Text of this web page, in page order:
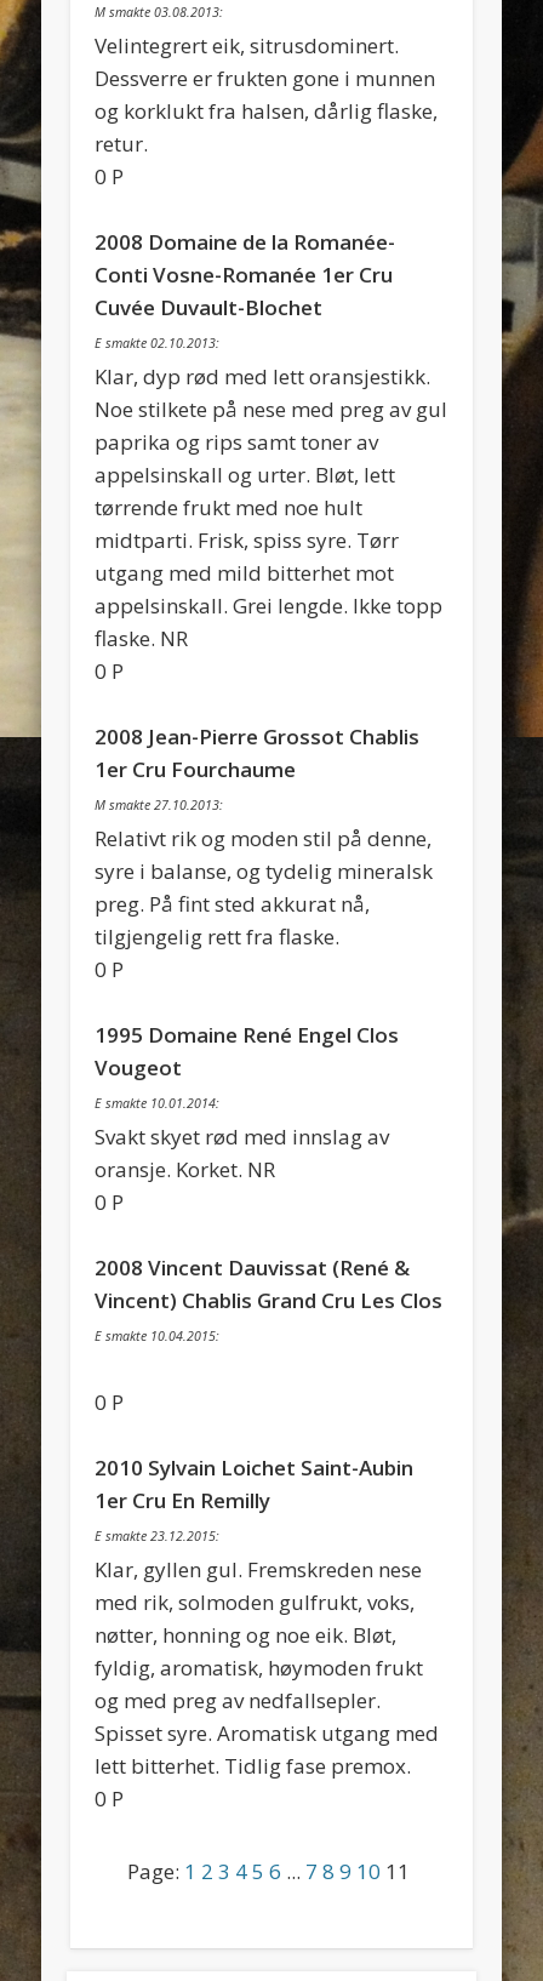
M smakte 03.08.2013:
Velintegrert eik, sitrusdominert.
Dessverre er frukten gone i munnen
og korklukt fra halsen, dårlig flaske,
retur.
0 P
2008 Domaine de la Romanée-
Conti Vosne-Romanée 1er Cru
Cuvée Duvault-Blochet
E smakte 02.10.2013:
Klar, dyp rød med lett oransjestikk.
Noe stilkete på nese med preg av gul
paprika og rips samt toner av
appelsinskall og urter. Bløt, lett
tørrende frukt med noe hult
midtparti. Frisk, spiss syre. Tørr
utgang med mild bitterhet mot
appelsinskall. Grei lengde. Ikke topp
flaske. NR
0 P
2008 Jean-Pierre Grossot Chablis
1er Cru Fourchaume
M smakte 27.10.2013:
Relativt rik og moden stil på denne,
syre i balanse, og tydelig mineralsk
preg. På fint sted akkurat nå,
tilgjengelig rett fra flaske.
0 P
1995 Domaine René Engel Clos
Vougeot
E smakte 10.01.2014:
Svakt skyet rød med innslag av
oransje. Korket. NR
0 P
2008 Vincent Dauvissat (René &
Vincent) Chablis Grand Cru Les Clos
E smakte 10.04.2015:
0 P
2010 Sylvain Loichet Saint-Aubin
1er Cru En Remilly
E smakte 23.12.2015:
Klar, gyllen gul. Fremskreden nese
med rik, solmoden gulfrukt, voks,
nøtter, honning og noe eik. Bløt,
fyldig, aromatisk, høymoden frukt
og med preg av nedfallsepler.
Spisset syre. Aromatisk utgang med
lett bitterhet. Tidlig fase premox.
0 P
Page: 1 2 3 45 6 ... 7 8 9 10 11